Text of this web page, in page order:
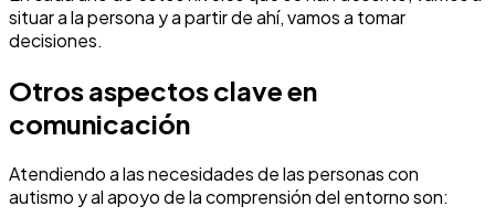
situar a la persona y a partir de ahí, vamos a tomar
decisiones.
Otros aspectos clave en
comunicación
Atendiendo a las necesidades de las personas con
autismo y al apoyo de la comprensión del entorno son: